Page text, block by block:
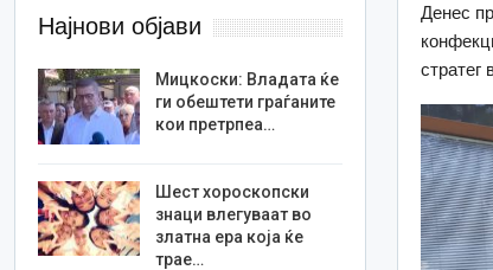
Денес
стратег
Најнови објави
Мицкоски: Владата ќе
ги обештети граѓаните
кои претрпеа…
Шест хороскопски
знаци влегуваат во
златна ера која ќе
трае…